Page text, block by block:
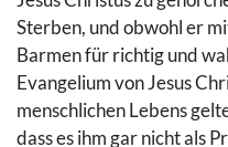
Sterben, und obwohl er
Barmen für richtig und
Evangelium von Jesus
menschlichen Lebens
dass es ihm gar nicht als